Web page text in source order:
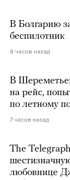
В Болгарию
беспилотник
8 часов назад
В
на рейс,
по летному
7 часов назад
The
любовнице